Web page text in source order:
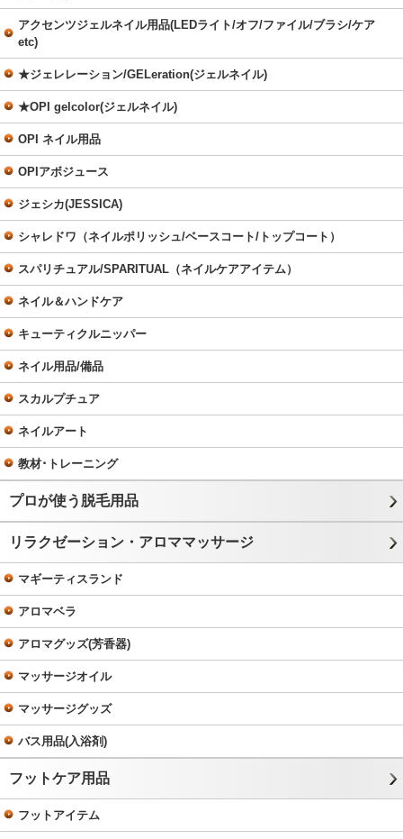
アクセンツジェルネイル用品(LEDライト/オフ/ファイル/ブラシ/ケア
etc)
★ジェレレーション/GELeration(ジェルネイル)
★OPI gelcolor(ジェルネイル)
OPI ネイル用品
OPIアボジュース
ジェシカ(JESSICA)
シャレドワ（ネイルポリッシュ/ベースコート/トップコート）
スパリチュアル/SPARITUAL（ネイルケアアイテム）
ネイル＆ハンドケア
キューティクルニッパー
ネイル用品/備品
スカルプチュア
ネイルアート
教材･トレーニング
プロが使う脱毛用品
リラクゼーション・アロママッサージ
マギーティスランド
アロマベラ
アロマグッズ(芳香器)
マッサージオイル
マッサージグッズ
バス用品(入浴剤)
フットケア用品
フットアイテム